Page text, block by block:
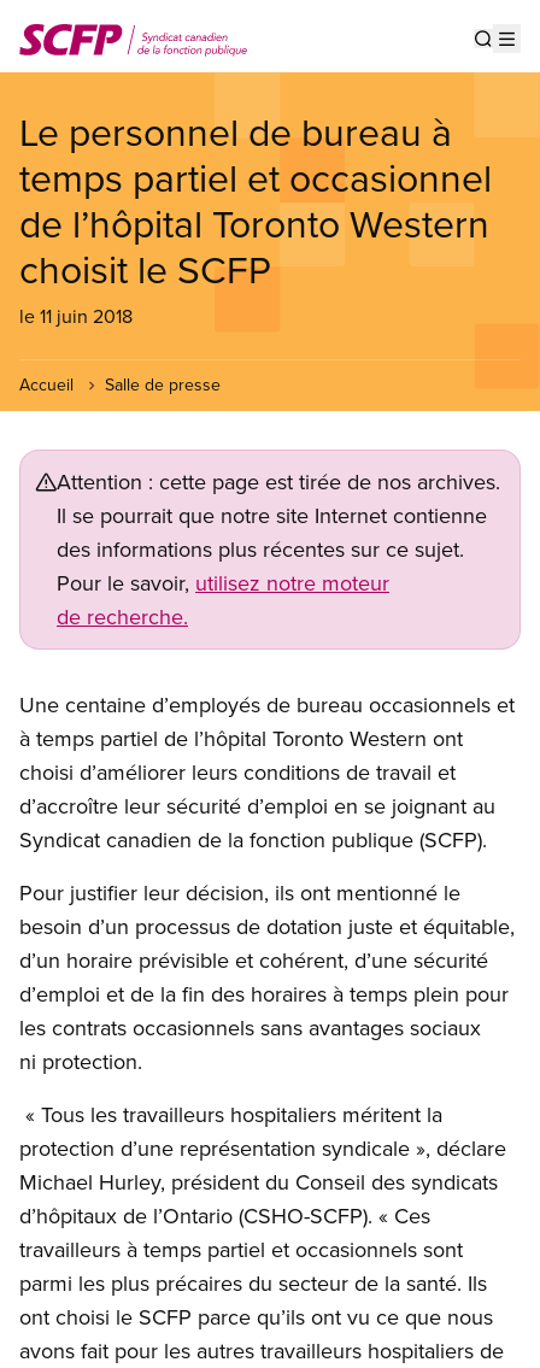
au
contenu
Le personnel de bureau à
temps partiel et occasionnel
de l’hôpital Toronto Western
choisit le SCFP
le 11 juin 2018
Accueil Salle de presse
Attention : cette page est tirée de nos archives.
Il se pourrait que notre site Internet contienne
des informations plus récentes sur ce sujet.
Pour le savoir, utilisez notre moteur
de recherche.
Une centaine d’employés de bureau occasionnels et
à temps partiel de l’hôpital Toronto Western ont
choisi d’améliorer leurs conditions de travail et
d’accroître leur sécurité d’emploi en se joignant au
Syndicat canadien de la fonction publique (SCFP).
Pour justifier leur décision, ils ont mentionné le
besoin d’un processus de dotation juste et équitable,
d’un horaire prévisible et cohérent, d’une sécurité
d’emploi et de la fin des horaires à temps plein pour
les contrats occasionnels sans avantages sociaux
ni protection.
« Tous les travailleurs hospitaliers méritent la
protection d’une représentation syndicale », déclare
Michael Hurley, président du Conseil des syndicats
d’hôpitaux de l’Ontario (CSHO-SCFP). « Ces
travailleurs à temps partiel et occasionnels sont
parmi les plus précaires du secteur de la santé. Ils
ont choisi le SCFP parce qu’ils ont vu ce que nous
avons fait pour les autres travailleurs hospitaliers de